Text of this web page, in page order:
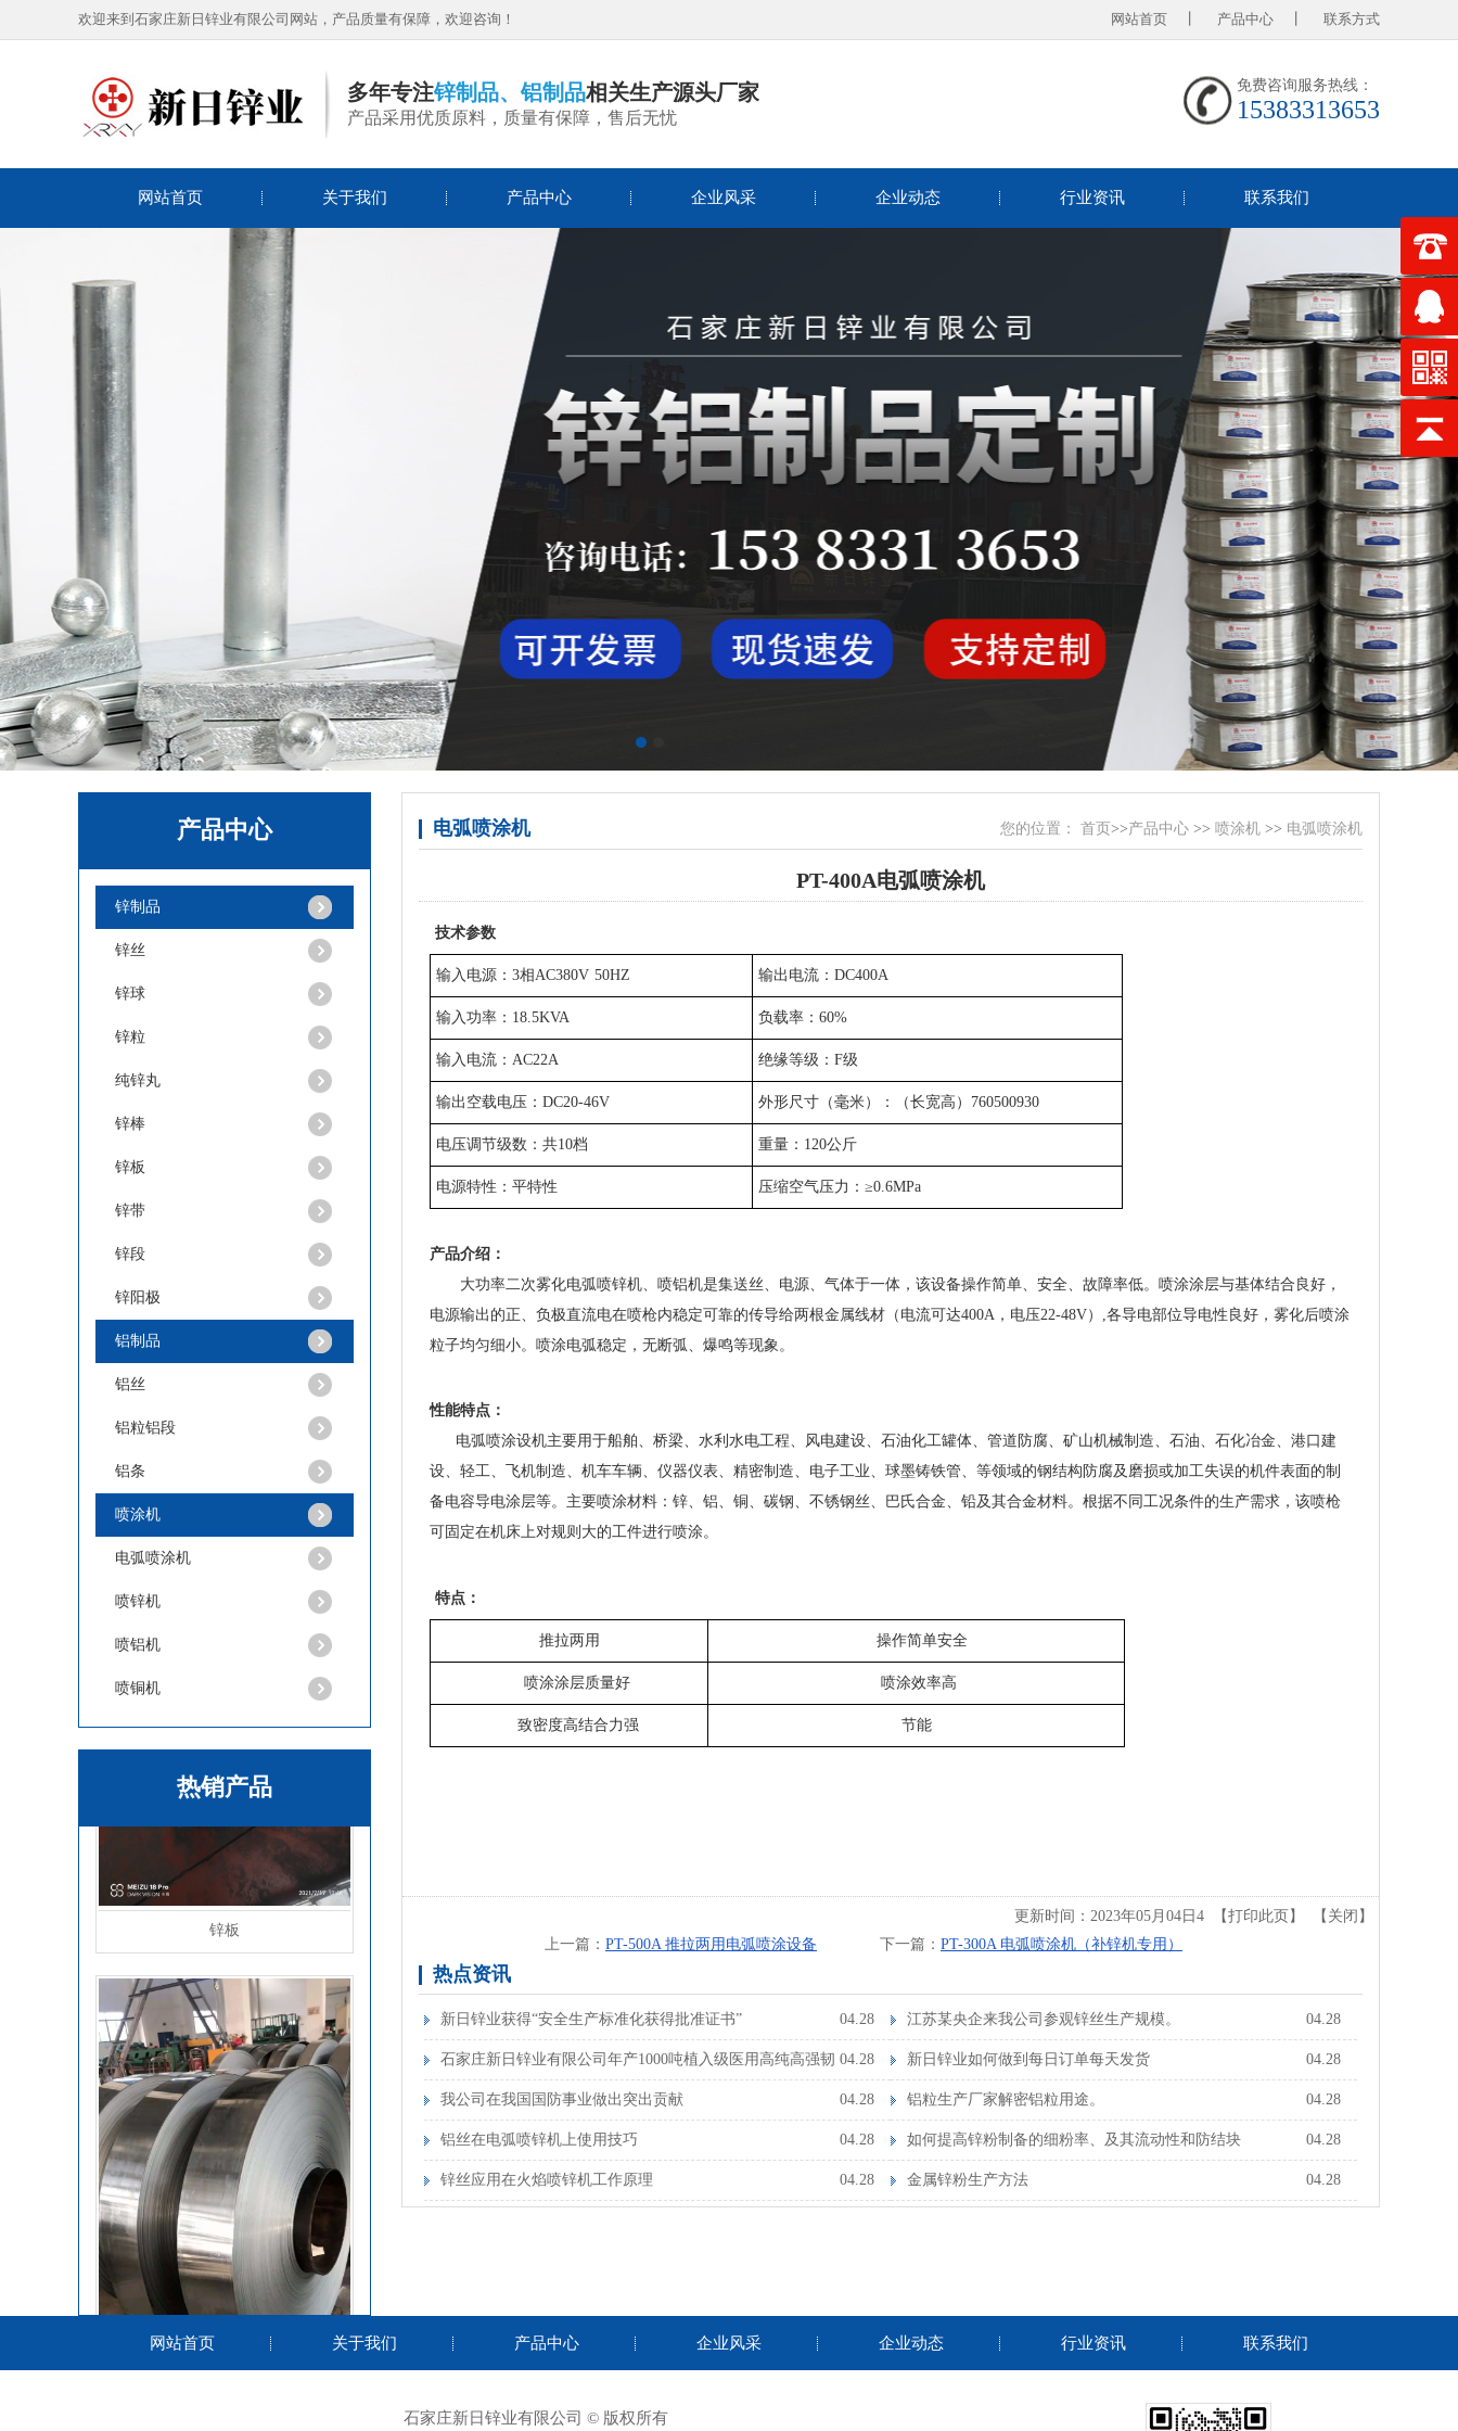
欢迎来到石家庄新日锌业有限公司网站，产品质量有保障，欢迎咨询！ 网站首页 产品中心 联系方式
多年专注锌制品、铝制品相关生产源头厂家
产品采用优质原料，质量有保障，售后无忧
免费咨询服务热线：
15383313653
网站首页 关于我们 产品中心 企业风采 企业动态 行业资讯 联系我们
产品中心
锌制品
锌丝
锌球
锌粒
纯锌丸
锌棒
锌板
锌带
锌段
锌阳极
铝制品
铝丝
铝粒铝段
铝条
喷涂机
电弧喷涂机
喷锌机
喷铝机
喷铜机
热销产品
锌板
电弧喷涂机 您的位置： 首页 >>产品中心 >> 喷涂机 >> 电弧喷涂机
PT-400A电弧喷涂机
技术参数
输入电源： 3相AC380V 50HZ 输出电流： DC400A
输入功率： 18.5KVA 负载率： 60%
输入电流： AC22A 绝缘等级： F级
输出空载电压： DC20-46V 外形尺寸（毫米）：（长宽高）760500930
电压调节级数：共10档 重量： 120公斤
电源特性：平特性 压缩空气压力： ≥0.6MPa
产品介绍：
大功率二次雾化电弧喷锌机、喷铝机是集送丝、电源、气体于一体，该设备操作简单、安全、故障率低。喷涂涂层与基体结合良好，
电源输出的正、负极直流电在喷枪内稳定可靠的传导给两根金属线材（电流可达400A，电压22-48V）,各导电部位导电性良好，雾化后喷涂
粒子均匀细小。喷涂电弧稳定，无断弧、爆鸣等现象。
性能特点：
电弧喷涂设机主要用于船舶、桥梁、水利水电工程、风电建设、石油化工罐体、管道防腐、矿山机械制造、石油、石化冶金、港口建
设、轻工、飞机制造、机车车辆、仪器仪表、精密制造、电子工业、球墨铸铁管、等领域的钢结构防腐及磨损或加工失误的机件表面的制
备电容导电涂层等。主要喷涂材料：锌、铝、铜、碳钢、不锈钢丝、巴氏合金、铅及其合金材料。根据不同工况条件的生产需求，该喷枪
可固定在机床上对规则大的工件进行喷涂。
特点：
推拉两用 操作简单安全
喷涂涂层质量好 喷涂效率高
致密度高结合力强 节能
更新时间：2023年05月04日4 【打印此页 】 【 关闭 】
上一篇： PT-500A 推拉两用电弧喷涂设备 下一篇： PT-300A 电弧喷涂机（补锌机专用）
热点资讯
04.28
新日锌业获得“安全生产标准化获得批准证书” 04.28
江苏某央企来我公司参观锌丝生产规模。
04.28
石家庄新日锌业有限公司年产1000吨植入级医用高纯高强韧
锌基合金项目 进行环境影响评价的公告（第二次）
04.28
新日锌业如何做到每日订单每天发货
04.28
我公司在我国国防事业做出突出贡献 04.28
铝粒生产厂家解密铝粒用途。
04.28
铝丝在电弧喷锌机上使用技巧 04.28
如何提高锌粉制备的细粉率、及其流动性和防结块
04.28
锌丝应用在火焰喷锌机工作原理 04.28
金属锌粉生产方法
网站首页 关于我们 产品中心 企业风采 企业动态 行业资讯 联系我们
石家庄新日锌业有限公司 © 版权所有